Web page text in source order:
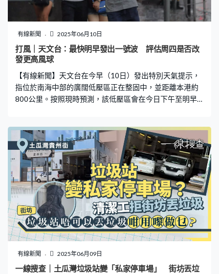
有線新聞 2025年06月10日
打風｜天文台：最快明早發出一號波 評估周四是否改
發更高風球
【有線新聞】天文台在今早（10日）發出特別天氣提示，
指位於南海中部的廣闊低壓區正在整固中，並距離本港約
800公里。按照現時預測，該低壓區會在今日下午至明早
致移向海南島至廣東西部沿岸一帶，天文台會視乎其與本
港的距離和發展速度，評估是否需要在星期四（12日）改
發更高熱帶氣旋警告信號。隨著該熱帶氣旋靠近，天文台
預料本周後期風勢頗大，間中有狂風驟雨，海有湧浪。 另
外，高空反氣旋會在今明兩日繼續為華南帶來酷熱的天
氣，而高溫亦會在內陸地區觸發驟雨及雷暴。天文台指，
本港地區今日大致天晴，日間酷熱，市區最高氣溫約34
度，新界再高一兩度，但局部地區有驟雨，吹輕微至和緩
東至東北風。
有線新聞 2025年06月09日
一線搜查｜土瓜灣垃圾站變「私家停車場」 街坊丟垃